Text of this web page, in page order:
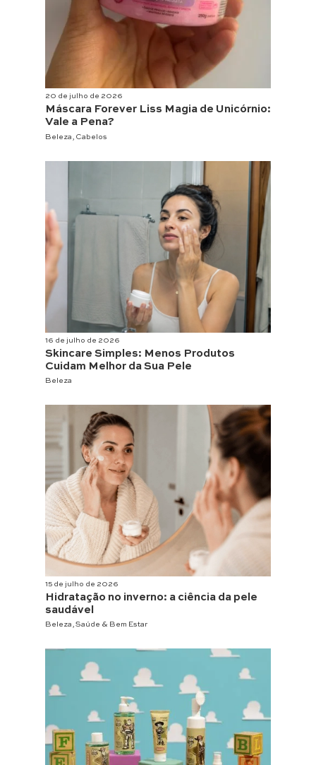
20 de julho de 2026
Máscara Forever Liss Magia de Unicórnio:
Vale a Pena?
Beleza Cabelos
16 de julho de 2026
Skincare Simples: Menos Produtos
Cuidam Melhor da Sua Pele
Beleza
15 de julho de 2026
Hidratação no inverno: a ciência da pele
saudável
Beleza Saúde & Bem Estar